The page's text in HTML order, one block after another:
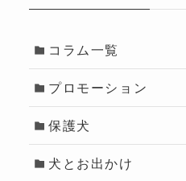
コラム一覧
プロモーション
保護犬
犬とお出かけ